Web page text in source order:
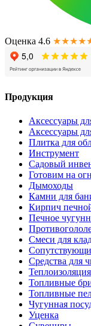
Оценка 4.6
Продукция
Аксессуары
Аксессуары
Плитка для
Инструмент
Садовый
Готовим на
Дымоходы
Камни для
Кирпич
Печное
Смеси для
Средства для
Теплоизоляция
Топливные
Топливные
Чугунная
Уценка